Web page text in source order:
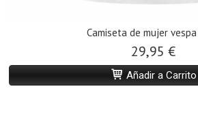
Camiseta de mujer
29,95 €
Añadir a Carrito